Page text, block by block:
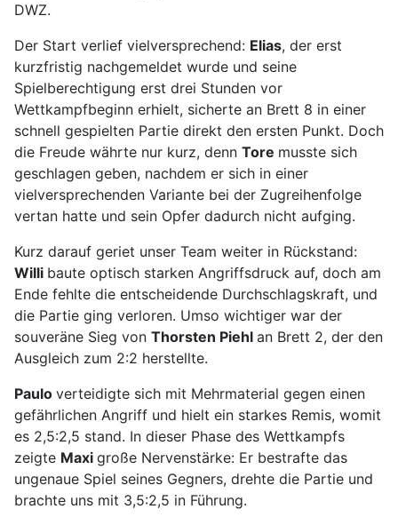
DWZ.
Der Start verlief vielversprechend: Elias, der erst
kurzfristig nachgemeldet wurde und seine
Spielberechtigung erst drei Stunden vor
Wettkampfbeginn erhielt, sicherte an Brett 8 in einer
schnell gespielten Partie direkt den ersten Punkt. Doch
die Freude währte nur kurz, denn Tore musste sich
geschlagen geben, nachdem er sich in einer
vielversprechenden Variante bei der Zugreihenfolge
vertan hatte und sein Opfer dadurch nicht aufging.
Kurz darauf geriet unser Team weiter in Rückstand:
Willi baute optisch starken Angriffsdruck auf, doch am
Ende fehlte die entscheidende Durchschlagskraft, und
die Partie ging verloren. Umso wichtiger war der
souveräne Sieg von Thorsten Piehl an Brett 2, der den
Ausgleich zum 2:2 herstellte.
Paulo verteidigte sich mit Mehrmaterial gegen einen
gefährlichen Angriff und hielt ein starkes Remis, womit
es 2,5:2,5 stand. In dieser Phase des Wettkampfs
zeigte Maxi große Nervenstärke: Er bestrafte das
ungenaue Spiel seines Gegners, drehte die Partie und
brachte uns mit 3,5:2,5 in Führung.